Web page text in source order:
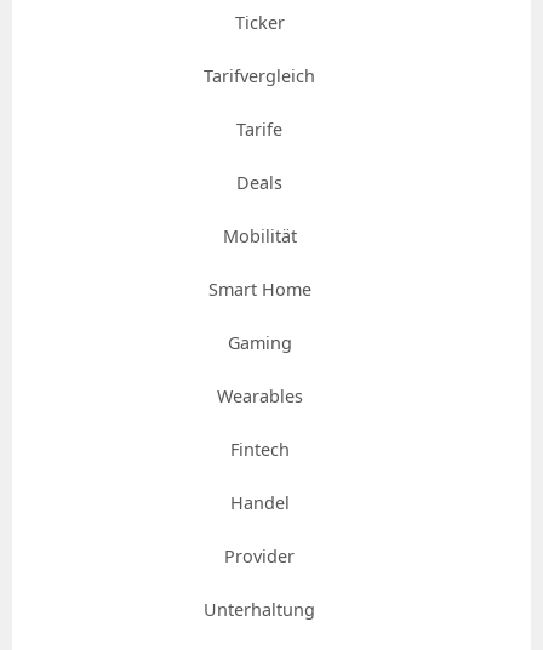
Ticker
Tarifvergleich
Tarife
Deals
Mobilität
Smart Home
Gaming
Wearables
Fintech
Handel
Provider
Unterhaltung